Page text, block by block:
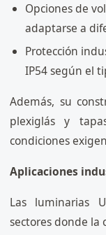
Opciones de
adaptarse a
Protección
IP54 según el
Además, su
plexiglás y
condiciones
Aplicaciones
Las luminarias
sectores donde la